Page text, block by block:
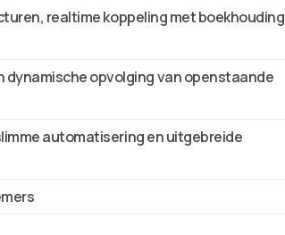
realtime koppeling met boekhouding
opvolging van openstaande
automatisering en uitgebreide